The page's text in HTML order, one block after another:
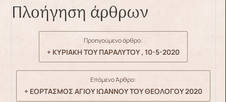
Πλοήγηση άρθρων
Προηγούμενο άρθρο:
+ ΚΥΡΙΑΚΗ ΤΟΥ ΠΑΡΑΛΥΤΟΥ , 10-5-2020
Επόμενο Άρθρο:
+ ΕΟΡΤΑΣΜΟΣ ΑΓΙΟΥ ΙΩΑΝΝΟΥ ΤΟΥ ΘΕΟΛΟΓΟΥ 2020